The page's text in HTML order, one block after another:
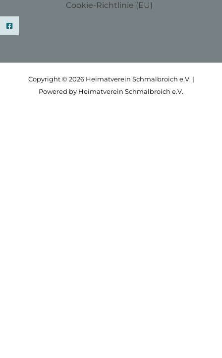
Cookie-Richtlinie (EU)
Copyright © 2026 Heimatverein Schmalbroich e.V. |
Powered by Heimatverein Schmalbroich e.V.